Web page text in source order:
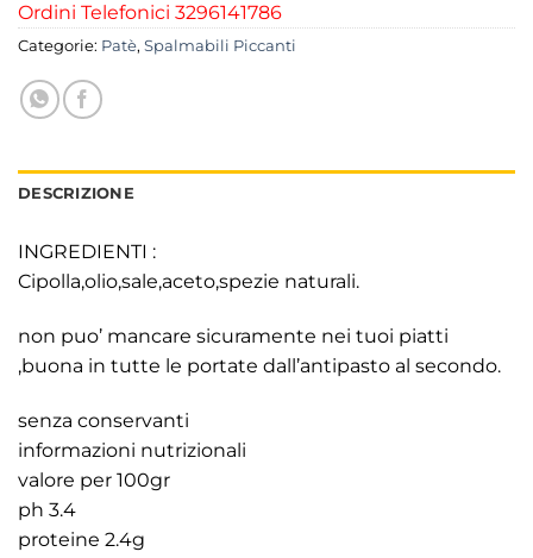
Ordini Telefonici 3296141786
Categorie: Patè, Spalmabili Piccanti
DESCRIZIONE
INGREDIENTI :
Cipolla,olio,sale,aceto,spezie naturali.
non puo’ mancare sicuramente nei tuoi piatti
,buona in tutte le portate dall’antipasto al secondo.
senza conservanti
informazioni nutrizionali
valore per 100gr
ph 3.4
proteine 2.4g